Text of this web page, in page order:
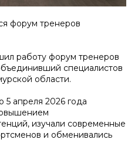
форум тренеров
работу форум тренеров
специалистов
области.
5 апреля 2026 года
изучали современные
и обменивались